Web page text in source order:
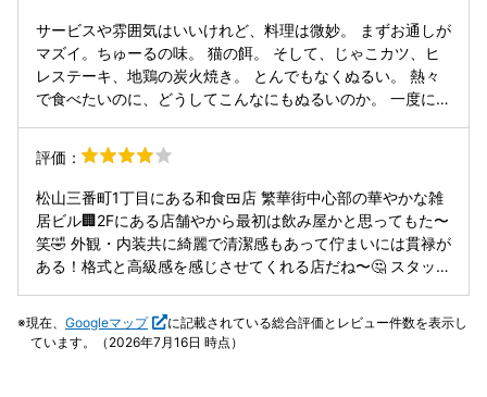
サービスや雰囲気はいいけれど、料理は微妙。 まずお通しが
マズイ。ちゅーるの味。 猫の餌。 そして、じゃこカツ、ヒ
レステーキ、地鶏の炭火焼き。 とんでもなくぬるい。 熱々
で食べたいのに、どうしてこんなにもぬるいのか。 一度に2
と思う。 極めつけは雲丹の天ぷら。 メニューでは海苔の上
にたっぷりの雲丹がのっているが 実際に提供された料理は全
く違う。 海苔のほうが雲丹より大きい。 雲丹少なすぎ。 景
品表示法違反。 あと牛タンが不味すぎて食えん。 こんなク
ッサイ肉よく堂々と出せるな。 味見したんか？ 高いだけの
店。 きらり？多分人違いです。 そちらへ伺ったのは一度き
りです。
評価：
松山三番町1丁目にある和食🍱店 繁華街中心部の華やかな雑
居ビル🏢2Fにある店舗やから最初は飲み屋かと思ってもた〜
笑🤣 外観・内装共に綺麗で清潔感もあって佇まいには貫禄が
ある！格式と高級感を感じさせてくれる店だね〜🤔 スタッフ
し振りに会う友人と初訪問🎌 付き出しとアテを肴にビールで
乾杯！🍻いいね〜♫ 海鮮サラダ🥗&出汁巻き玉子。これはど
現在、 Googleマップ
に記載されている総合評価とレビュー件数を表示し
ています。（2026年7月16日 時点）